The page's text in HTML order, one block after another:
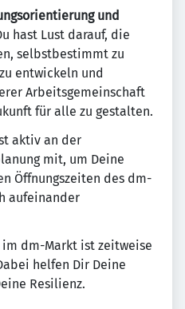
und
hast Lust darauf, die
selbstbestimmt zu
entwickeln und
Arbeitsgemeinschaft
für alle zu gestalten.
aktiv an der
mit, um Deine
Öffnungszeiten des dm-
aufeinander
dm-Markt ist zeitweise
helfen Dir Deine
Resilienz.